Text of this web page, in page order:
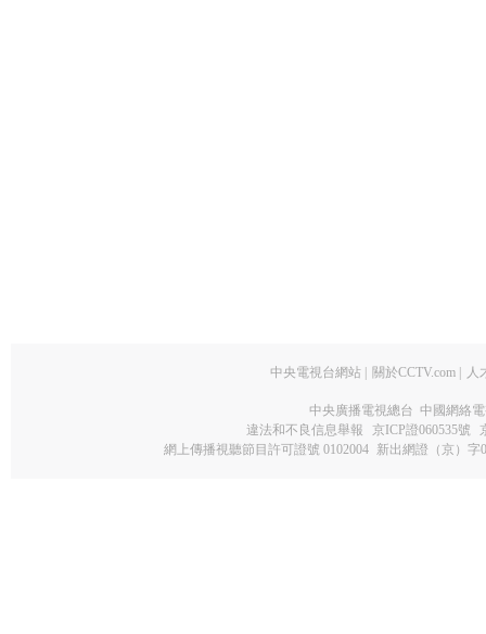
中央電視台網站 關於CCTV.com 人
中央廣播電視總台 中國網絡
違法和不良信息舉報
京ICP證060535號
網上傳播視聽節目許可證號 0102004 新出網證（京）